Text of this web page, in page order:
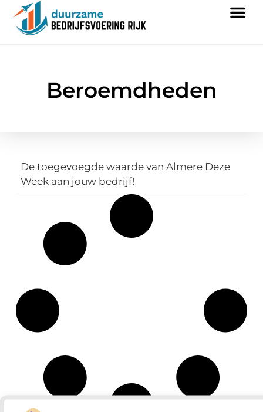
Beroemdheden
De toegevoegde waarde van Almere Deze
Week aan jouw bedrijf!